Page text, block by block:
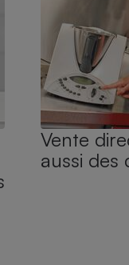
Vente
aussi des